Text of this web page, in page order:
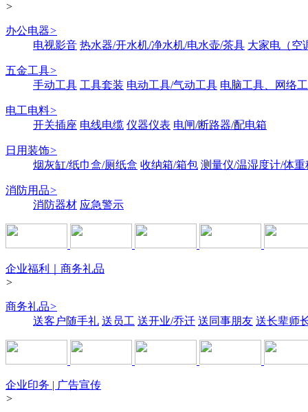
>
办公电器>
电视影音 热水器/开水机/净水机/电水壶/茶具 大家电（空
五金工具>
手动工具 工具套装 电动工具/气动工具 电脑工具、网络
电工电料>
开关插座 电线电缆 仪器仪表 电闸/断路器/配电箱
日用装饰>
烟灰缸/纸巾盒/厕纸盒 收纳箱/箱包 测量仪/温湿度计/体重
消防用品>
消防器材 应急警示
企业福利｜商务礼品
>
商务礼品>
送客户随手礼 送员工 送开业/乔迁 送同事朋友 送长辈师
企业印务 | 广告宣传
>